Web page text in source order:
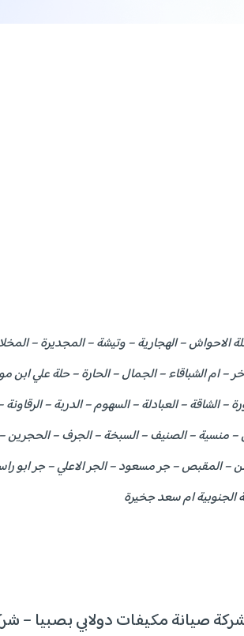
الاحواش – الهجارية – وتيشة – المجديرة –
ام الشباقاء – الجمال – الحارة – حلة علي ابن
الشاقة – العبادلة – السهوم – الدربة –
– منسية – الصنيف – السبخة – الجرف – الحجرين
المقبص – جر مسعود – الجر الاعلي – جر ابو
الجنوبية ام سعد جخيرة
صيانة مكيفات دولابي بصبيا –